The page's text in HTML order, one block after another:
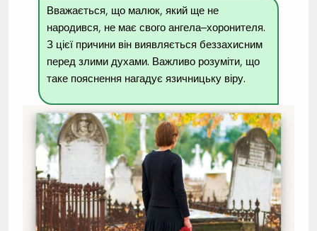
Вважається, що малюк, який ще не
народився, не має свого ангела–хоронителя.
З цієї причини він виявляється беззахисним
перед злими духами. Важливо розуміти, що
таке пояснення нагадує язичницьку віру.